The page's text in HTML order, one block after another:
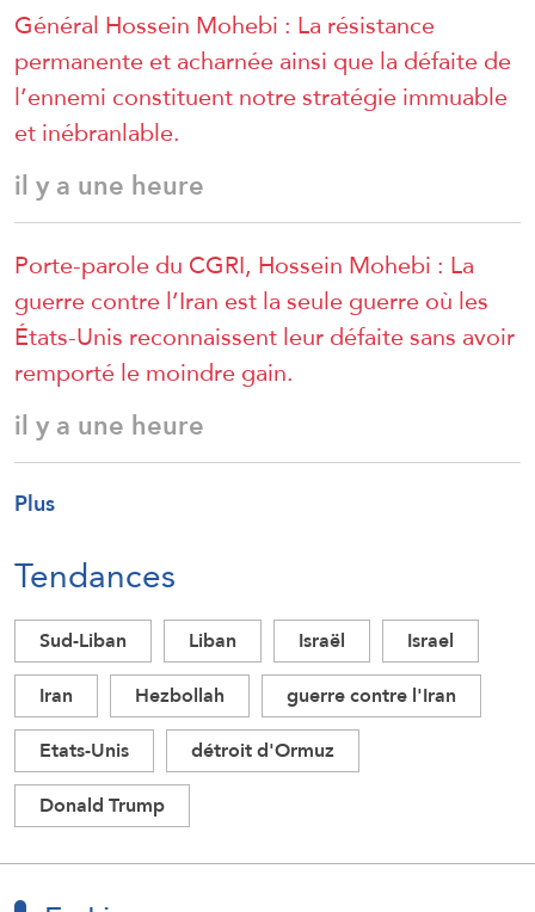
Général Hossein Mohebi : La résistance
permanente et acharnée ainsi que la défaite de
l’ennemi constituent notre stratégie immuable
et inébranlable.
il y a une heure
Porte-parole du CGRI, Hossein Mohebi : La
guerre contre l’Iran est la seule guerre où les
États-Unis reconnaissent leur défaite sans avoir
remporté le moindre gain.
il y a une heure
Plus
Tendances
Sud-Liban Liban Israël
Israel
Iran
Hezbollah
guerre contre l'Iran
Etats-Unis
détroit d'Ormuz
Donald Trump